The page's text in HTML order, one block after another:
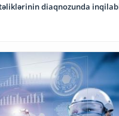
diaqnozunda